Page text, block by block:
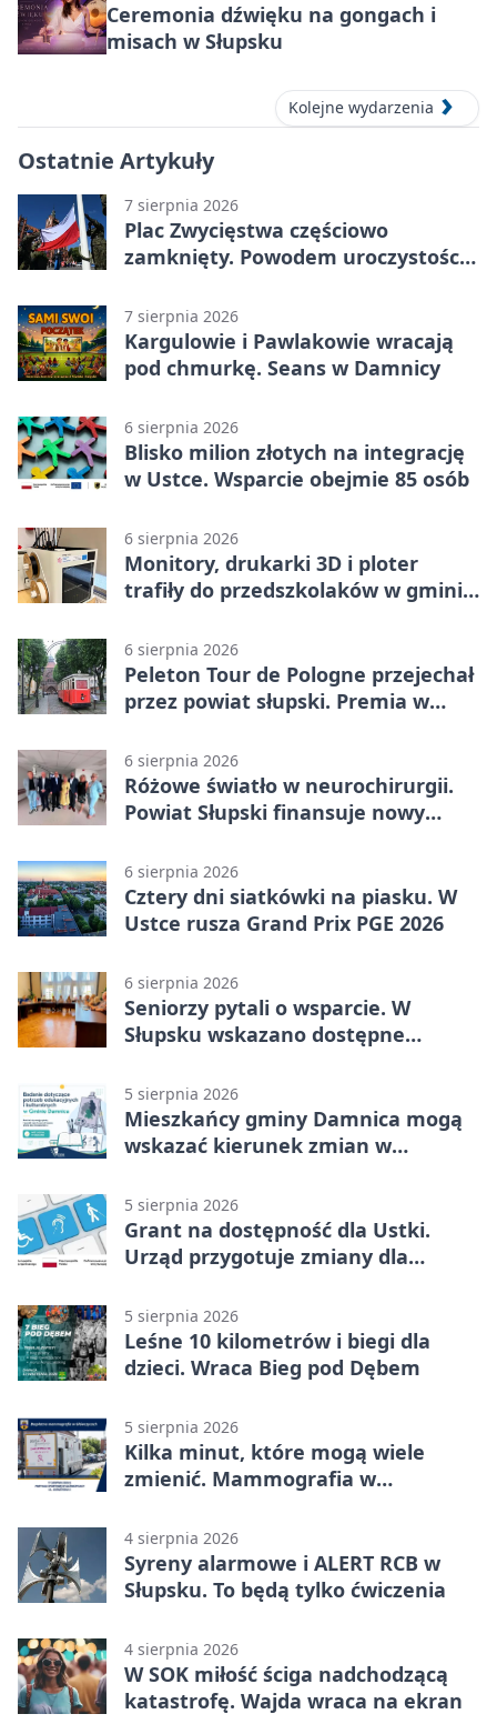
Ceremonia dźwięku na gongach i
misach w Słupsku
Kolejne wydarzenia
Ostatnie Artykuły
7 sierpnia 2026
Plac Zwycięstwa częściowo
zamknięty. Powodem uroczystości
7 sierpnia 2026
Kargulowie i Pawlakowie wracają
pod chmurkę. Seans w Damnicy
6 sierpnia 2026
Blisko milion złotych na integrację
w Ustce. Wsparcie obejmie 85 osób
6 sierpnia 2026
Monitory, drukarki 3D i ploter
trafiły do przedszkolaków w gminie
6 sierpnia 2026
Peleton Tour de Pologne przejechał
przez powiat słupski. Premia w
6 sierpnia 2026
Różowe światło w neurochirurgii.
Powiat Słupski finansuje nowy
6 sierpnia 2026
Cztery dni siatkówki na piasku. W
Ustce rusza Grand Prix PGE 2026
6 sierpnia 2026
Seniorzy pytali o wsparcie. W
Słupsku wskazano dostępne
5 sierpnia 2026
Mieszkańcy gminy Damnica mogą
wskazać kierunek zmian w
5 sierpnia 2026
Grant na dostępność dla Ustki.
Urząd przygotuje zmiany dla
5 sierpnia 2026
Leśne 10 kilometrów i biegi dla
dzieci. Wraca Bieg pod Dębem
5 sierpnia 2026
Kilka minut, które mogą wiele
zmienić. Mammografia w
4 sierpnia 2026
Syreny alarmowe i ALERT RCB w
Słupsku. To będą tylko ćwiczenia
4 sierpnia 2026
W SOK miłość ściga nadchodzącą
katastrofę. Wajda wraca na ekran